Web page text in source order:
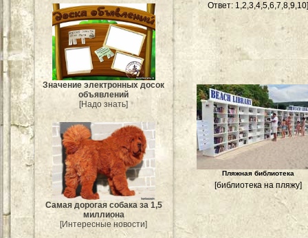
Значение электронных досок
объявлений
[Надо знать]
Самая дорогая собака за 1,5
миллиона
[Интересные новости]
Ответ: 1,2,3,4,5,6,7,8,9,10]
Пляжная библиотека
[библиотека на пляжу]